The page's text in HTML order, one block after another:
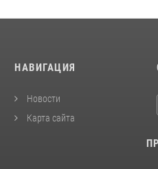
НАВИГАЦИЯ
Новости
Карта сайта